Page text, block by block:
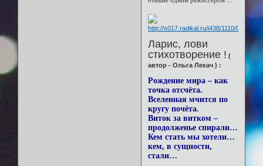
Ларис, лови
стихотворение ! (
автор - Ольга Лекач ) :
Рождение мира – как
точка отсчёта.
Вселенная мчится по
кругу почёта.
Виток за витком –
продолженье спирали…
Кем стать мы хотели…
кем, в сущности,
стали…